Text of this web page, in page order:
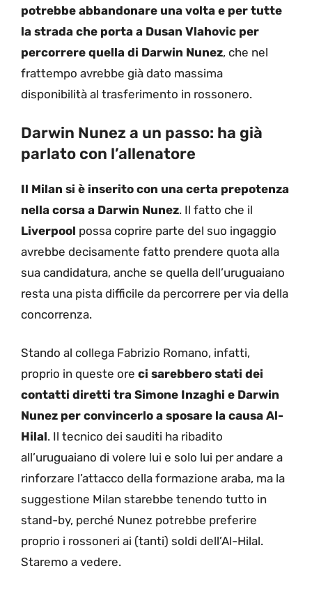
potrebbe abbandonare una volta e per tutte
la strada che porta a Dusan Vlahovic per
percorrere quella di Darwin Nunez, che nel
frattempo avrebbe già dato massima
disponibilità al trasferimento in rossonero.
Darwin Nunez a un passo: ha già
parlato con l’allenatore
Il Milan si è inserito con una certa prepotenza
nella corsa a Darwin Nunez. Il fatto che il
Liverpool possa coprire parte del suo ingaggio
avrebbe decisamente fatto prendere quota alla
sua candidatura, anche se quella dell’uruguaiano
resta una pista difficile da percorrere per via della
concorrenza.
Stando al collega Fabrizio Romano, infatti,
proprio in queste ore ci sarebbero stati dei
contatti diretti tra Simone Inzaghi e Darwin
Nunez per convincerlo a sposare la causa Al-
Hilal. Il tecnico dei sauditi ha ribadito
all’uruguaiano di volere lui e solo lui per andare a
rinforzare l’attacco della formazione araba, ma la
suggestione Milan starebbe tenendo tutto in
stand-by, perché Nunez potrebbe preferire
proprio i rossoneri ai (tanti) soldi dell’Al-Hilal.
Staremo a vedere.